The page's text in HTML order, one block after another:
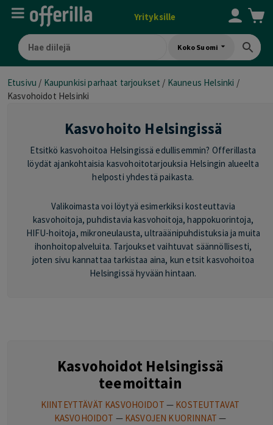
Yrityksille
Koko Suomi
Etusivu / Kaupunkisi parhaat tarjoukset / Kauneus Helsinki /
Kasvohoidot Helsinki
Kasvohoito Helsingissä
Etsitkö kasvohoitoa Helsingissä edullisemmin? Offerillasta
löydät ajankohtaisia kasvohoitotarjouksia Helsingin alueelta
helposti yhdestä paikasta.
Valikoimasta voi löytyä esimerkiksi kosteuttavia
kasvohoitoja, puhdistavia kasvohoitoja, happokuorintoja,
HIFU-hoitoja, mikroneulausta, ultraäänipuhdistuksia ja muita
ihonhoitopalveluita. Tarjoukset vaihtuvat säännöllisesti,
joten sivu kannattaa tarkistaa aina, kun etsit kasvohoitoa
Helsingissä hyvään hintaan.
Kasvohoidot Helsingissä
teemoittain
KIINTEYTTÄVÄT KASVOHOIDOT — KOSTEUTTAVAT
KASVOHOIDOT — KASVOJEN KUORINNAT —